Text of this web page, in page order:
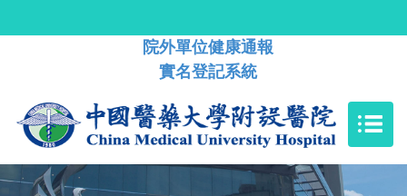
院外單位健康通報
實名登記系統